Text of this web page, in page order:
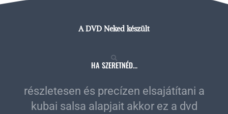
A DVD Neked készült
HA SZERETNÉD...
részletesen és precízen elsajátítani a
kubai salsa alapjait akkor ez a dvd